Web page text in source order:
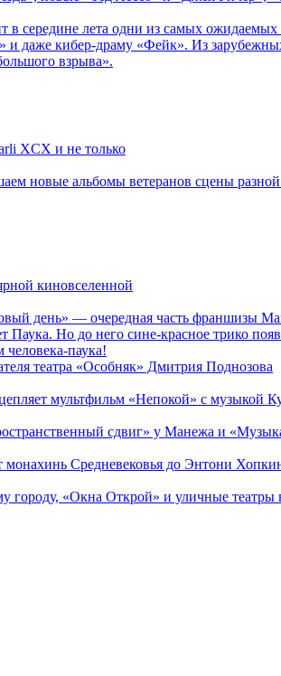
середине лета одни из самых
кибер-драму «Фейк». Из
взрыва».
XCX и не только
новые альбомы ветеранов сцены
киновселенной
день» — очередная часть франшизы
Но до него сине-красное трико
паука!
театра «Особняк» Дмитрия Поднозова
мультфильм «Непокой» с музыкой
сдвиг» у Манежа и
Средневековья до Энтони
городу, «Окна Открой» и уличные